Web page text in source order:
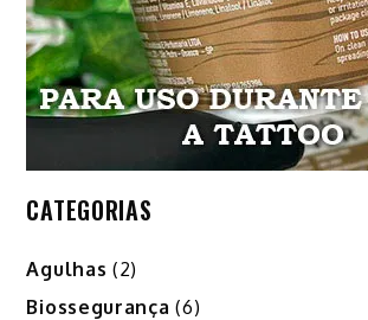
CATEGORIAS
Agulhas (2)
Biossegurança (6)